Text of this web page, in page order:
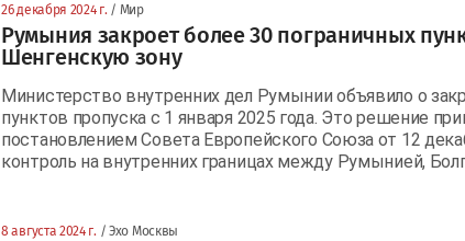
26 декабря 2024 г. / Мир
Румыния закроет более 30 пограничных
Шенгенскую зону
Министерство внутренних дел Румынии объявило о
пунктов пропуска с 1 января 2025 года. Это решение
постановлением Совета Европейского Союза от 12
контроль на внутренних границах между Румынией,
8 августа 2024 г. / Эхо Москвы